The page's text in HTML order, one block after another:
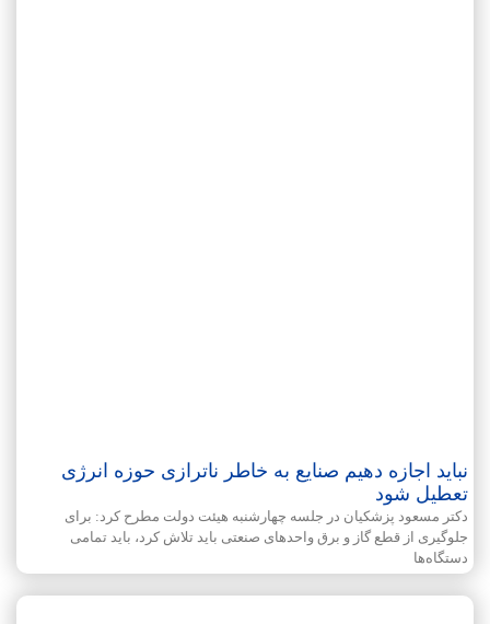
نباید اجازه دهیم صنایع به خاطر ناترازی حوزه انرژی
تعطیل شود
دکتر مسعود پزشکیان در جلسه چهارشنبه هیئت دولت مطرح کرد: برای
جلوگیری از قطع گاز و برق واحدهای صنعتی باید تلاش کرد، باید تمامی
دستگاه‌ها